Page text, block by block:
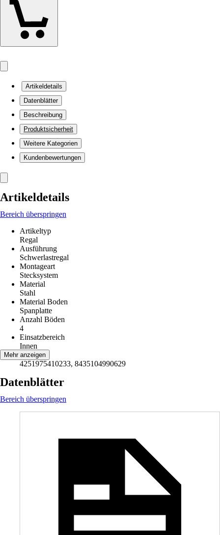
Artikeldetails
Datenblätter
Beschreibung
Produktsicherheit
Weitere Kategorien
Kundenbewertungen
Artikeldetails
Bereich überspringen
Artikeltyp
Regal
Ausführung
Schwerlastregal
Montageart
Stecksystem
Material
Stahl
Material Boden
Spanplatte
Anzahl Böden
4
Einsatzbereich
Innen
EAN
4251975410233, 8435104990629
Mehr anzeigen
Datenblätter
Bereich überspringen